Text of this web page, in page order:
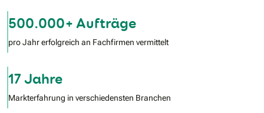
500.000+ Aufträge
pro Jahr erfolgreich an Fachfirmen vermittelt
17 Jahre
Markterfahrung in verschiedensten Branchen